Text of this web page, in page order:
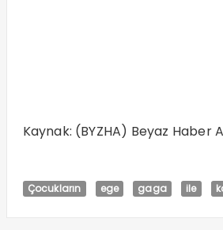
Kaynak: (BYZHA) Beyaz Haber
Çocukların ege gaga ile